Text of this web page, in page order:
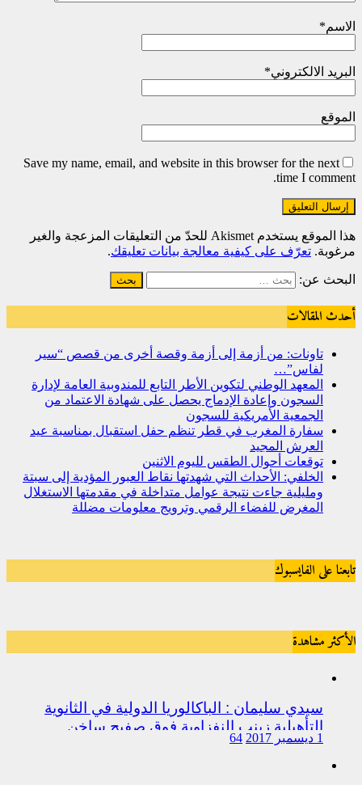
الاسم*
البريد الالكتروني*
الموقع
Save my name, email, and website in this browser for the next
time I comment.
هذا الموقع يستخدم Akismet للحدّ من التعليقات المزعجة والغير
مرغوبة. تعرّف على كيفية معالجة بيانات تعليقك.
البحث عن:
أحدث المقالات
تاونات: من أزمة إلى أزمة وقصة أخرى من قصص “سير
لفاس”…
المعهد الوطني لتكوين الأطر التابع للمندوبية العامة لإدارة
السجون وإعادة الإدماج يحصل على شهادة الاعتماد من
الجمعية الأمريكية للسجون
سفارة المغرب في قطر تنظم حفل استقبال بمناسبة عيد
العرش المجيد
توقعات أحوال الطقس لليوم الاثنين
الخلفي: الأحداث التي شهدتها نقاط العبور المؤدية إلى سبتة
ومليلية جاءت نتيجة عوامل متداخلة في مقدمتها الاستغلال
المغرض للفضاء الرقمي وترويج معلومات مضللة
تابعنا على الفايسبوك
الأكثر مشاهدة
سيدي سليمان : الباكالوريا الدولية في الثانوية
التأهيلية زينب النفزاوية فوق صفيح ساخن
1 ديسمبر 2017 64